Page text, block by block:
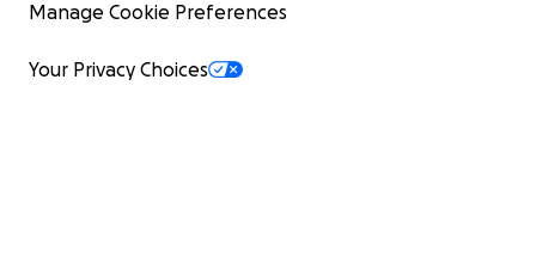
Manage Cookie Preferences
Your Privacy Choices